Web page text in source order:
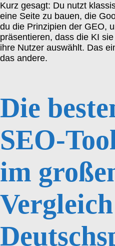
Kurz gesagt: Du nutzt
eine Seite zu bauen, die
du die Prinzipien der GEO,
präsentieren, dass die KI
ihre Nutzer auswählt. Das
das andere.
Die
SEO-
im